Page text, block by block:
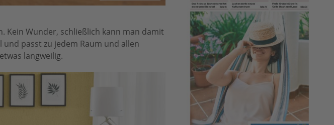
Kein Wunder, schließlich kann man damit
passt zu jedem Raum und allen
langweilig.